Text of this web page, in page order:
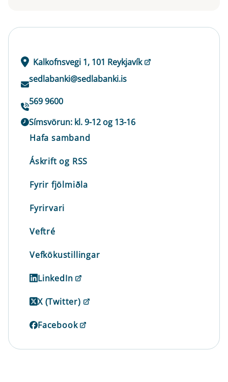
Kalkofnsvegi 1, 101 Reykjavík
sedlabanki@sedlabanki.is
569 9600
Símsvörun: kl. 9-12 og 13-16
Hafa samband
Áskrift og RSS
Fyrir fjölmiðla
Fyrirvari
Veftré
Vefkökustillingar
LinkedIn
X (Twitter)
Facebook